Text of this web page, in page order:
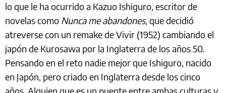
lo que le ha ocurrido a Kazuo Ishiguro, escritor de
novelas como Nunca me abandones,que decidió
atreverse con un remake de Vivir (1952) cambiando el
japón de Kurosawa por la Inglaterra de los años 50.
Pensando en el reto nadie mejor que Ishiguro, nacido
en Japón, pero criado en Inglaterra desde los cinco